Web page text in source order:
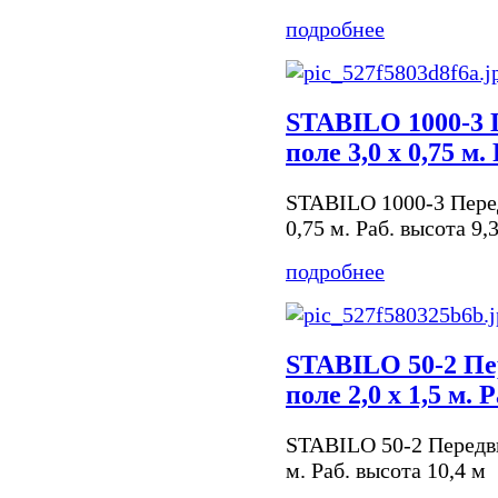
подробнее
STABILO 1000-3
поле 3,0 х 0,75
STABILO 1000-3
0,75 м. Раб. высота
подробнее
STABILO 50-2
поле 2,0 х 1,5 м.
STABILO 50-2
м. Раб. высота 10,4 м